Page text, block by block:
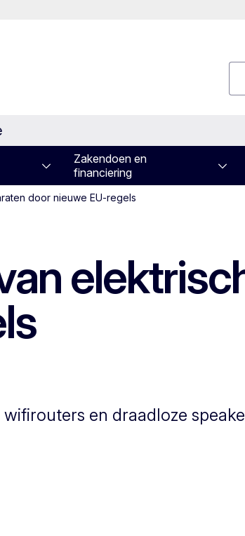
Zakendoen en
financiering
door nieuwe EU-regels
en draadloze